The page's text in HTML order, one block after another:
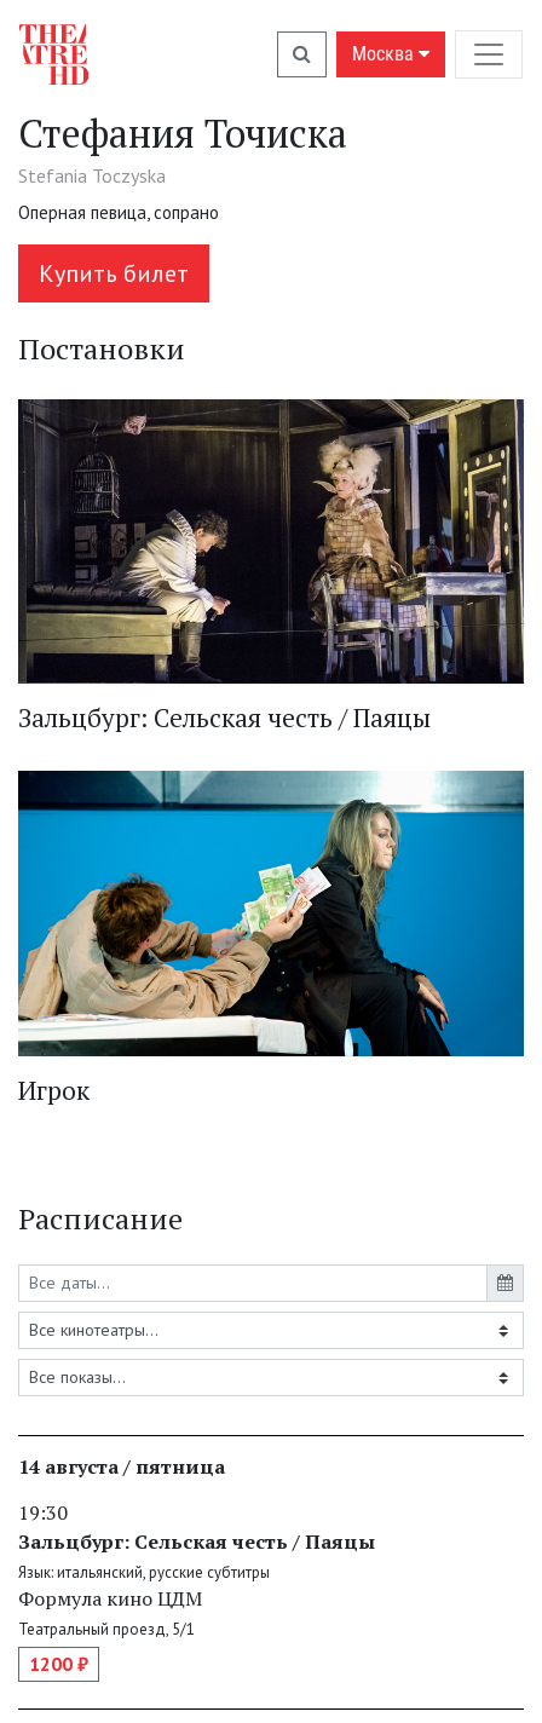
Москва
Стефания Точиска
Stefania Toczyska
Оперная певица, сопрано
Купить билет
Постановки
Зальцбург: Сельская честь / Паяцы
Игрок
Расписание
14 августа / пятница
19:30
Зальцбург: Сельская честь / Паяцы
Язык: итальянский, русские субтитры
Формула кино ЦДМ
Театральный проезд, 5/1
1200 ₽